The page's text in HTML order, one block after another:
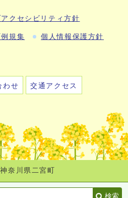
検索
クセシビリティ方針
規集 個人情報保護方針
わせ 交通アクセス
奈川県二宮町